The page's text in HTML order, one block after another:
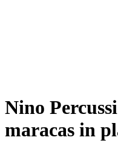
Nino
maracas in